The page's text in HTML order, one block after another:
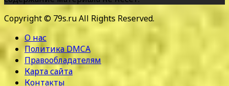
Copyright © 79s.ru All Rights Reserved.
О нас
Политика DMCA
Правообладателям
Карта сайта
Контакты